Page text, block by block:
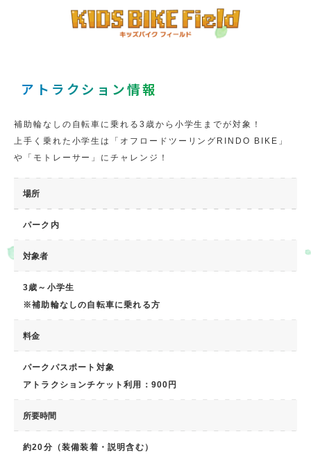
アトラクション情報
補助輪なしの自転車に乗れる3歳から小学生までが対象！
上手く乗れた小学生は「オフロードツーリングRINDO BIKE」
や「モトレーサー」にチャレンジ！
場所
パーク内
対象者
3歳～小学生
※補助輪なしの自転車に乗れる方
料金
パークパスポート対象
アトラクションチケット利用：900円
所要時間
約20分（装備装着・説明含む）